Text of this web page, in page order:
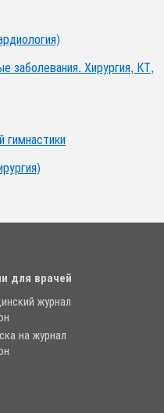
заболевания. Хирургия, КТ,
гимнастики
для врачей
журнал
на журнал